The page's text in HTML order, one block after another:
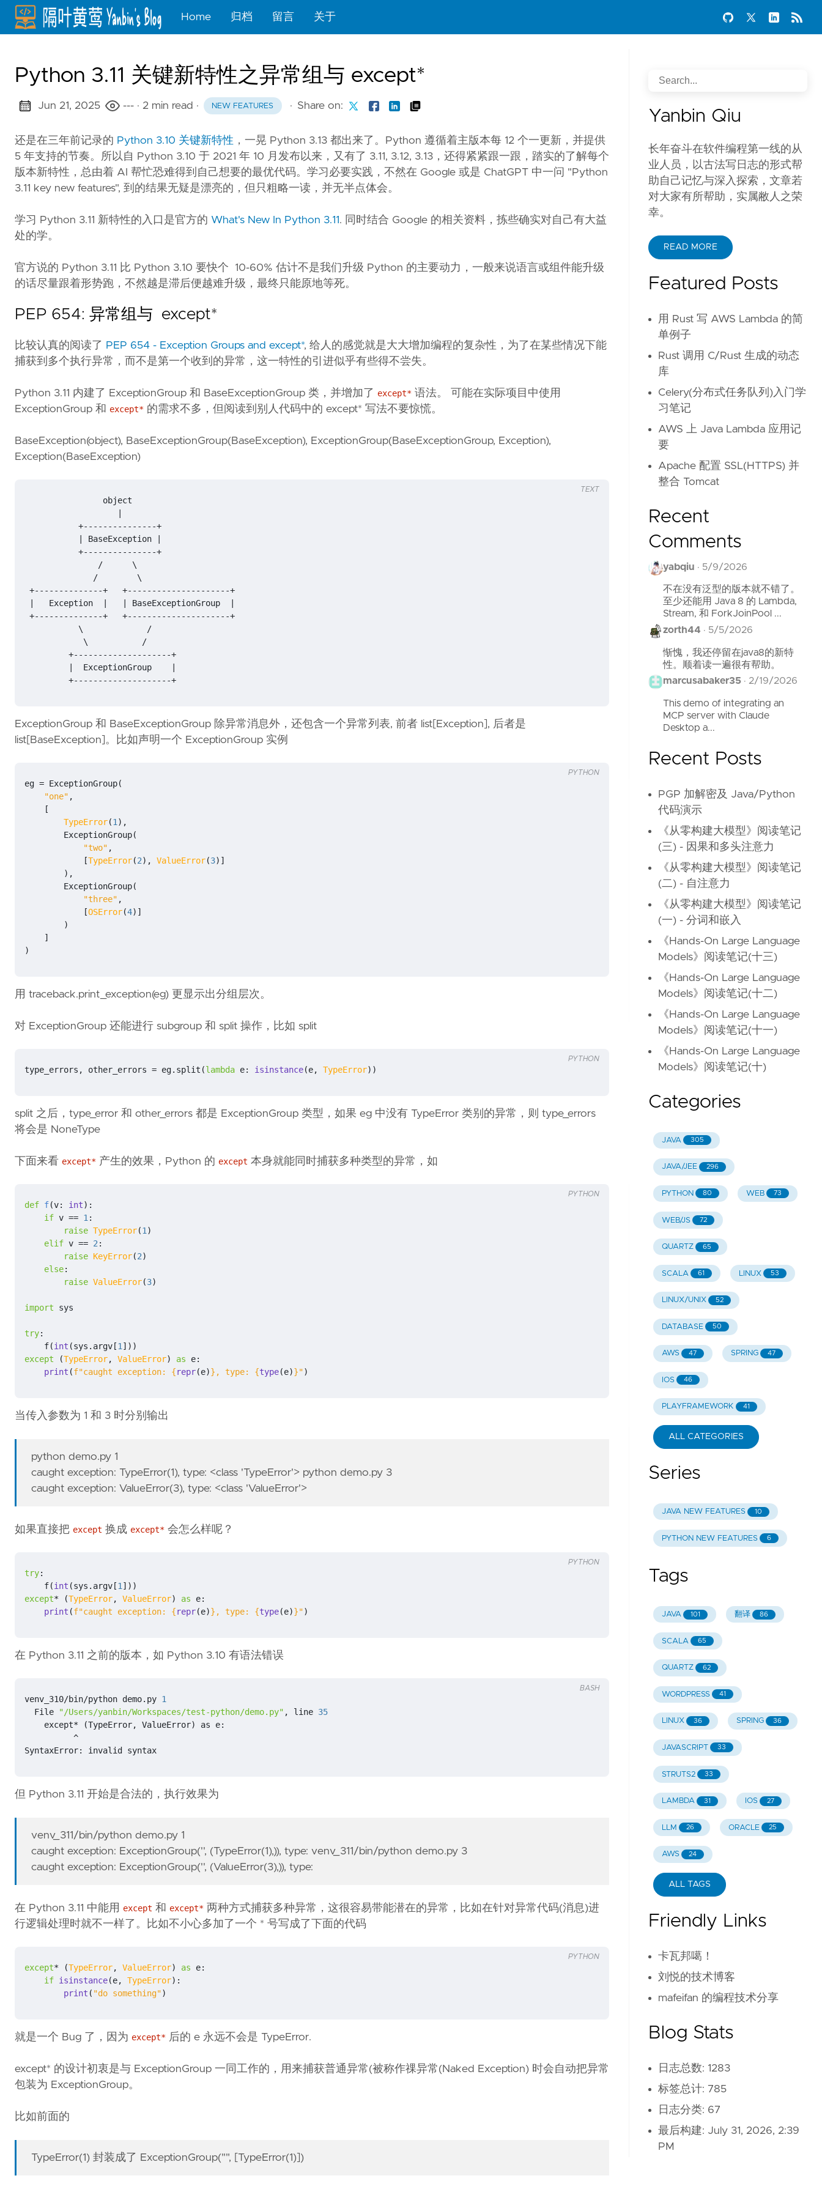
Home 归档 留言 关于
Python 3.11 关键新特性之异常组与 except*
Jun 21, 2025 --- · 2 min read · NEW FEATURES · Share on:
还是在三年前记录的 Python 3.10 关键新特性 ，一晃 Python 3.13 都出来了。Python 遵循着主版本每 12 个一更新，并提供
5 年支持的节奏。所以自 Python 3.10 于 2021 年 10 月发布以来，又有了 3.11, 3.12, 3.13，还得紧紧跟一跟，踏实的了解每个
版本新特性，总由着 AI 帮忙恐难得到自己想要的最优代码。学习必要实践，不然在 Google 或是 ChatGPT 中一问 "Python
3.11 key new features", 到的结果无疑是漂亮的，但只粗略一读，并无半点体会。
学习 Python 3.11 新特性的入口是官方的 What's New In Python 3.11. 同时结合 Google 的相关资料，拣些确实对自己有大益
处的学。
官方说的 Python 3.11 比 Python 3.10 要快个 10-60% 估计不是我们升级 Python 的主要动力，一般来说语言或组件能升级
的话尽量跟着形势跑，不然越是滞后便越难升级，最终只能原地等死。
PEP 654: 异常组与 except*
比较认真的阅读了 PEP 654 - Exception Groups and except*, 给人的感觉就是大大增加编程的复杂性，为了在某些情况下能
捕获到多个执行异常，而不是第一个收到的异常，这一特性的引进似乎有些得不尝失。
Python 3.11 内建了 ExceptionGroup 和 BaseExceptionGroup 类，并增加了 except* 语法。 可能在实际项目中使用
ExceptionGroup 和 except* 的需求不多，但阅读到别人代码中的 except* 写法不要惊慌。
BaseException(object), BaseExceptionGroup(BaseException), ExceptionGroup(BaseExceptionGroup, Exception),
Exception(BaseException)
         +--------------------+
TEXT
ExceptionGroup 和 BaseExceptionGroup 除异常消息外，还包含一个异常列表, 前者 list[Exception], 后者是
list[BaseException]。比如声明一个 ExceptionGroup 实例
eg = ExceptionGroup(
"one" ,
[
TypeError(1 ),
ExceptionGroup(
"two" ,
[TypeError(2), ValueError(3)]
),
ExceptionGroup(
"three" ,
[OSError(4)]
)
]
)
PYTHON
用 traceback.print_exception(eg) 更显示出分组层次。
对 ExceptionGroup 还能进行 subgroup 和 split 操作，比如 split
type_errors , other_errors = eg. split (lambda e: isinstance(e, TypeError))
PYTHON
split 之后，type_error 和 other_errors 都是 ExceptionGroup 类型，如果 eg 中没有 TypeError 类别的异常，则 type_errors
将会是 NoneType
下面来看 except* 产生的效果，Python 的 except 本身就能同时捕获多种类型的异常，如
def f(v: int):
if v == 1 :
raise TypeError(1 )
elif v == 2 :
raise KeyError(2)
else:
raise ValueError(3)
import sys
try:
f(int (sys . argv [1 ]))
except
(TypeError, ValueError) as e:
print (f"caught exception: {repr(e)} , type: {type(e)}")
PYTHON
当传入参数为 1 和 3 时分别输出
python demo.py 1
caught exception: TypeError(1), type: <class 'TypeError'> python demo.py 3
caught exception: ValueError(3), type: <class 'ValueError'>
如果直接把 except 换成 except* 会怎么样呢？
try:
f(int (sys . argv [1 ]))
except* (TypeError, ValueError) as e:
print (f"caught exception: {repr(e)} , type: {type(e)}")
PYTHON
在 Python 3.11 之前的版本，如 Python 3.10 有语法错误
venv_310/bin/python demo.py 1
  File
"/Users/yanbin/Workspaces/test-python/demo.py" , line 35
    except*
(TypeError, ValueError)
SyntaxError: invalid syntax
BASH
但 Python 3.11 开始是合法的，执行效果为
venv_311/bin/python demo.py 1
caught exception: ExceptionGroup('', (TypeError(1),)), type:venv_311/bin/python demo.py 3
caught exception: ExceptionGroup('', (ValueError(3),)), type:
在 Python 3.11 中能用 except 和 except* 两种方式捕获多种异常，这很容易带能潜在的异常，比如在针对异常代码(消息)进
行逻辑处理时就不一样了。比如不小心多加了一个 * 号写成了下面的代码
except* (TypeError, ValueError) as e:
if isinstance(e, TypeError):
print ( "do something")
PYTHON
就是一个 Bug 了，因为 except* 后的 e 永远不会是 TypeError.
except* 的设计初衷是与 ExceptionGroup 一同工作的，用来捕获普通异常(被称作祼异常(Naked Exception) 时会自动把异常
包装为 ExceptionGroup。
比如前面的
TypeError(1) 封装成了 ExceptionGroup("", [TypeError(1)])
Yanbin Qiu
长年奋斗在软件编程第一线的从
业人员，以古法写日志的形式帮
助自己记忆与深入探索，文章若
对大家有所帮助，实属敝人之荣
幸。
READ MORE
Featured Posts
用 Rust 写 AWS Lambda 的简
单例子
Rust 调用 C/Rust 生成的动态
库
Celery(分布式任务队列)入门学
习笔记
AWS 上 Java Lambda 应用记
要
Apache 配置 SSL(HTTPS) 并
整合 Tomcat
Recent
Comments
yabqiu · 5/9/2026
不在没有泛型的版本就不错了。
至少还能用 Java 8 的 Lambda,
Stream, 和 ForkJoinPool ...
zorth44 · 5/5/2026
惭愧，我还停留在java8的新特
性。顺着读一遍很有帮助。
marcusabaker35 · 2/19/2026
This demo of integrating an
MCP server with Claude
Desktop a...
Recent Posts
PGP 加解密及 Java/Python
代码演示
《从零构建大模型》阅读笔记
(三) - 因果和多头注意力
《从零构建大模型》阅读笔记
(二) - 自注意力
《从零构建大模型》阅读笔记
(一) - 分词和嵌入
《Hands-On Large Language
Models》阅读笔记(十三)
《Hands-On Large Language
Models》阅读笔记(十二)
《Hands-On Large Language
Models》阅读笔记(十一)
《Hands-On Large Language
Models》阅读笔记(十)
Categories
JAVA 305
JAVA/JEE 296
PYTHON 80 WEB 73
WEB/JS 72
QUARTZ 65
SCALA 61 LINUX 53
LINUX/UNIX 52
DATABASE 50
AWS 47 SPRING 47
IOS 46
PLAYFRAMEWORK 41
ALL CATEGORIES
Series
JAVA NEW FEATURES 10
PYTHON NEW FEATURES 6
Tags
JAVA 101 翻译 86
SCALA 65
QUARTZ 62
WORDPRESS 41
LINUX 36 SPRING 36
JAVASCRIPT 33
STRUTS2 33
LAMBDA 31 IOS 27
LLM 26 ORACLE 25
AWS 24
ALL TAGS
Friendly Links
卡瓦邦噶！
刘悦的技术博客
mafeifan 的编程技术分享
Blog Stats
日志总数: 1283
标签总计: 785
日志分类: 67
最后构建: July 31, 2026, 2:39
PM